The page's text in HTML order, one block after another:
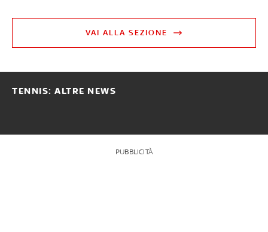
VAI ALLA SEZIONE
TENNIS: ALTRE NEWS
PUBBLICITÀ